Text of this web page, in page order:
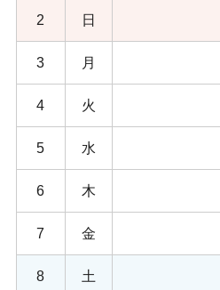
2 日
3 月
4 火
5 水
6 木
7 金
8 土